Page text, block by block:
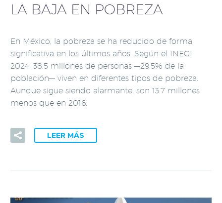
LA BAJA EN POBREZA
En México, la pobreza se ha reducido de forma
significativa en los últimos años. Según el INEGI
2024, 38.5 millones de personas —29.5% de la
población— viven en diferentes tipos de pobreza.
Aunque sigue siendo alarmante, son 13.7 millones
menos que en 2016.
LEER MÁS